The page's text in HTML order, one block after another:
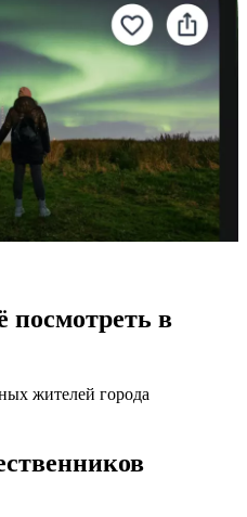
в
жителей города